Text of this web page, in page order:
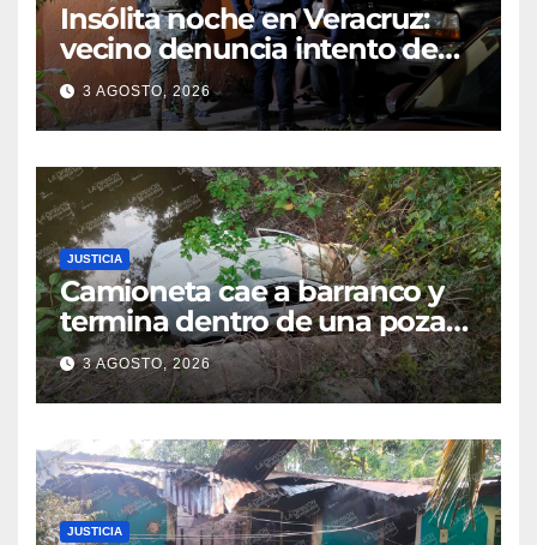
Insólita noche en Veracruz:
vecino denuncia intento de
cateo tras viralizar video
captado por cámaras de
seguridad
3 AGOSTO, 2026
JUSTICIA
Camioneta cae a barranco y
termina dentro de una poza
en Coatzintla; conductor sale
con golpes leves
3 AGOSTO, 2026
JUSTICIA